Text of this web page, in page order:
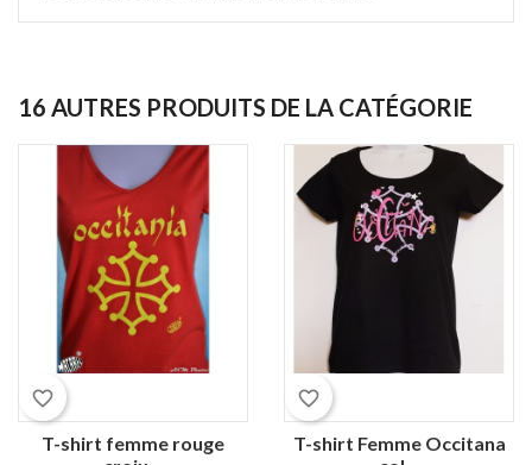
16 AUTRES PRODUITS DE LA CATÉGORIE
favorite_border
T-shirt femme rouge
favorite_border
T-shirt Femme Occitana